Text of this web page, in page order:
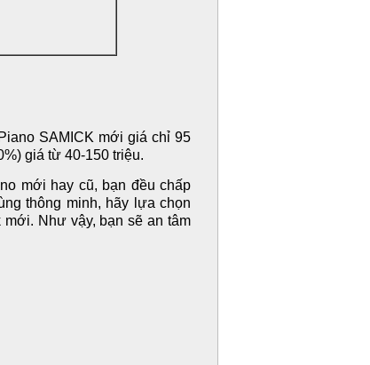
SAMICK mới giá chỉ 95
giá từ 40-150 triệu.
mới hay cũ, bạn đều chấp
thông minh, hãy lựa chọn
mới. Như vậy, bạn sẽ an tâm